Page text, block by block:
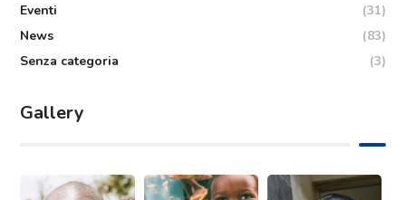
Eventi
(31)
News
(83)
Senza categoria
(3)
Gallery